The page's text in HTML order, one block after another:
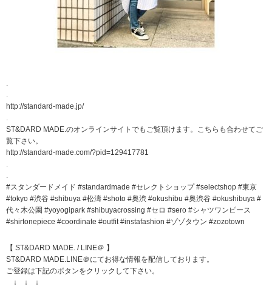
http://standard-made.jp/
ST&DARD MADE.のオンラインサイトでもご覧頂けます。こちらも合わせてご
覧下さい。
http://standard-made.com/?pid=129417781
#スタンダードメイド #standardmade #セレクトショップ #selectshop #東京
#tokyo #渋谷 #shibuya #松濤 #shoto #奥渋 #okushibu #奥渋谷 #okushibuya #
代々木公園 #yoyogipark #shibuyacrossing #セロ #sero #シャツワンピース
#shirtonepiece #coordinate #outfit #instafashion #ゾゾタウン #zozotown
【 ST&DARD MADE. / LINE＠ 】
ST&DARD MADE.LINE＠にてお得な情報を配信しております。
ご登録は下記のボタンをクリックして下さい。
↓ ↓ ↓